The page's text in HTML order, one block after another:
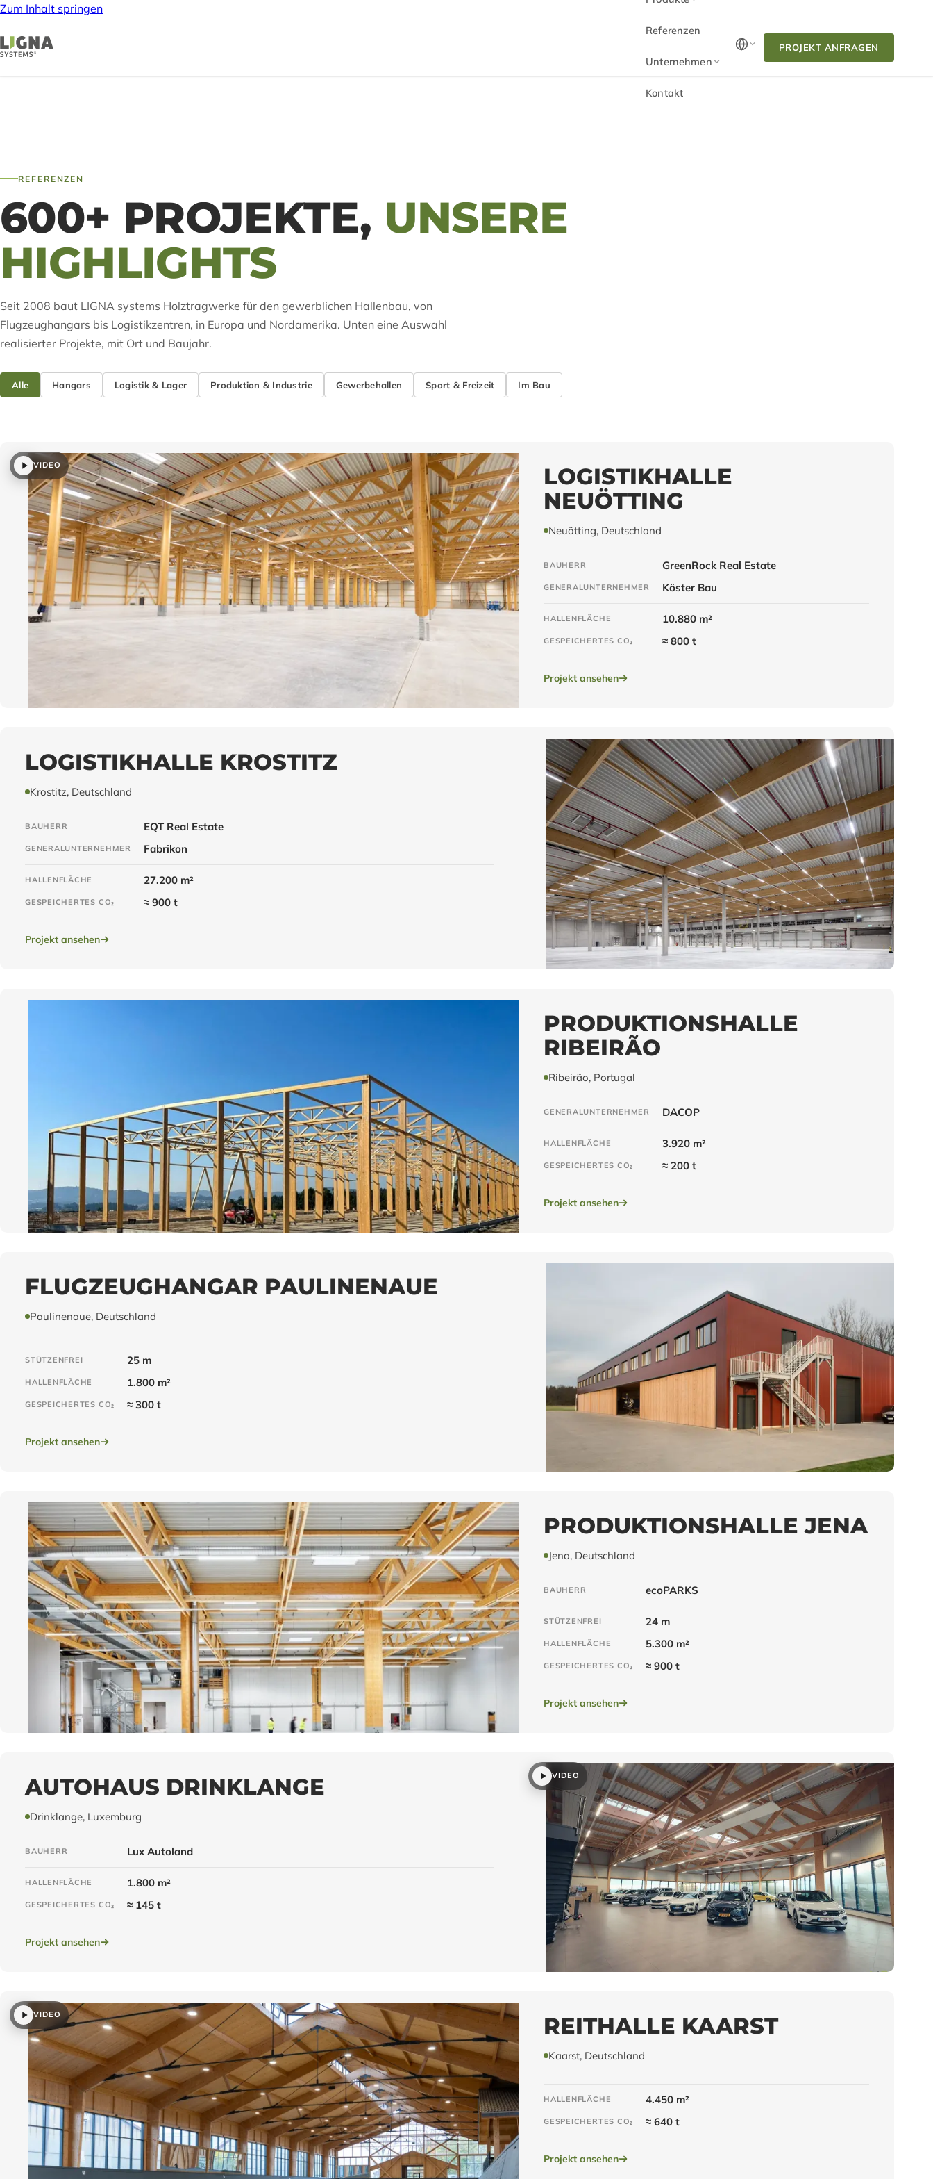
Zum Inhalt springen
Referenzen
Unternehmen
Kontakt
PROJEKT ANFRAGEN
REFERENZEN
600+ PROJEKTE, UNSERE
HIGHLIGHTS
Seit 2008 baut LIGNA systems Holztragwerke für den gewerblichen Hallenbau, von
Flugzeughangars bis Logistikzentren, in Europa und Nordamerika. Unten eine Auswahl
realisierter Projekte, mit Ort und Baujahr.
Alle Hangars Logistik & Lager Produktion & Industrie Gewerbehallen Sport & Freizeit Im Bau
VIDEO
LOGISTIKHALLE
NEUÖTTING
Neuötting, Deutschland
BAUHERR GreenRock Real Estate
GENERALUNTERNEHMER Köster Bau
HALLENFLÄCHE 10.880 m²
GESPEICHERTES CO₂ ≈ 800 t
Projekt ansehen
LOGISTIKHALLE KROSTITZ
Krostitz, Deutschland
BAUHERR EQT Real Estate
GENERALUNTERNEHMER Fabrikon
HALLENFLÄCHE 27.200 m²
GESPEICHERTES CO₂ ≈ 900 t
Projekt ansehen
PRODUKTIONSHALLE
RIBEIRÃO
Ribeirão, Portugal
GENERALUNTERNEHMER DACOP
HALLENFLÄCHE 3.920 m²
GESPEICHERTES CO₂ ≈ 200 t
Projekt ansehen
FLUGZEUGHANGAR PAULINENAUE
Paulinenaue, Deutschland
STÜTZENFREI 25 m
HALLENFLÄCHE 1.800 m²
GESPEICHERTES CO₂ ≈ 300 t
Projekt ansehen
PRODUKTIONSHALLE JENA
Jena, Deutschland
BAUHERR ecoPARKS
STÜTZENFREI 24 m
HALLENFLÄCHE 5.300 m²
GESPEICHERTES CO₂ ≈ 900 t
Projekt ansehen
VIDEO
AUTOHAUS DRINKLANGE
Drinklange, Luxemburg
BAUHERR Lux Autoland
HALLENFLÄCHE 1.800 m²
GESPEICHERTES CO₂ ≈ 145 t
Projekt ansehen
VIDEO REITHALLE KAARST
Kaarst, Deutschland
HALLENFLÄCHE 4.450 m²
GESPEICHERTES CO₂ ≈ 640 t
Projekt ansehen